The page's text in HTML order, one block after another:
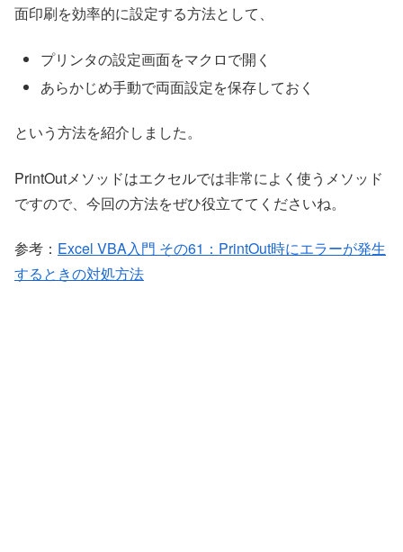
面印刷を効率的に設定する方法として、
プリンタの設定画面をマクロで開く
あらかじめ手動で両面設定を保存しておく
という方法を紹介しました。
PrintOutメソッドはエクセルでは非常によく使うメソッド
ですので、今回の方法をぜひ役立ててくださいね。
参考： Excel VBA入門 その61：PrintOut時にエラーが発生
するときの対処方法